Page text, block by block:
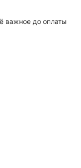
важное до оплаты